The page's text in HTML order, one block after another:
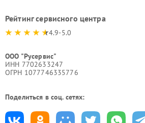
Рейтинг сервисного центра
4.9-5.0
ООО "Русервис"
ИНН 7702633247
ОГРН 1077746335776
Поделиться в соц. сетях: